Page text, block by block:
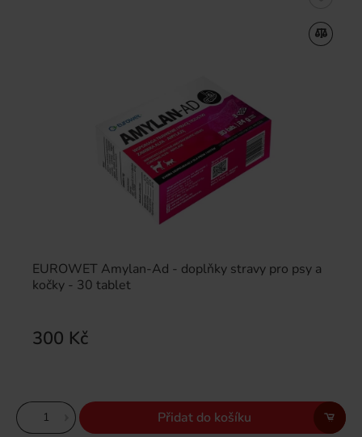
EUROWET Amylan-Ad - doplňky stravy pro psy a
kočky - 30 tablet
300 Kč
Přidat do košíku